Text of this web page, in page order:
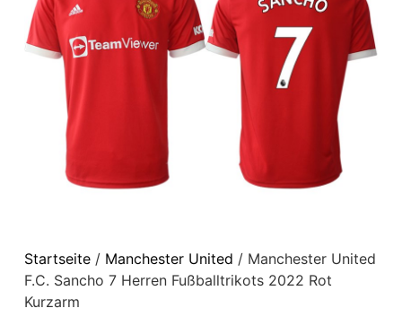
Startseite/ Manchester United / Manchester United
F.C. Sancho 7 Herren Fußballtrikots 2022 Rot
Kurzarm